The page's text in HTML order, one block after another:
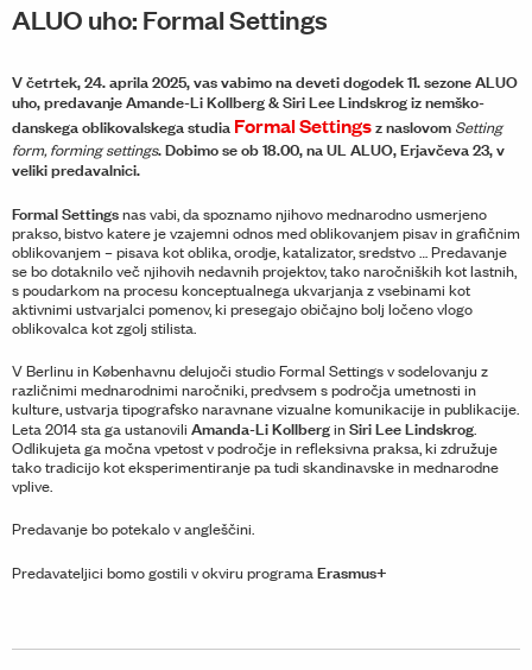
ALUO uho: Formal Settings
V četrtek, 24. aprila 2025, vas vabimo na deveti dogodek 11. sezone ALUO
uho, predavanje Amande-Li Kollberg & Siri Lee Lindskrog iz nemško-
danskega oblikovalskega studia Formal Settingsz naslovom Setting
form, forming settings. Dobimo se ob 18.00, na UL ALUO, Erjavčeva 23, v
veliki predavalnici.
Formal Settingsnas vabi, da spoznamo njihovo mednarodno usmerjeno
prakso, bistvo katere je vzajemni odnos med oblikovanjem pisav in grafičnim
oblikovanjem – pisava kot oblika, orodje, katalizator, sredstvo … Predavanje
se bo dotaknilo več njihovih nedavnih projektov, tako naročniških kot lastnih,
s poudarkom na procesu konceptualnega ukvarjanja z vsebinami kot
aktivnimi ustvarjalci pomenov, ki presegajo običajno bolj ločeno vlogo
oblikovalca kot zgolj stilista.
V Berlinu in Københavnu delujoči studio Formal Settings v sodelovanju z
različnimi mednarodnimi naročniki, predvsem s področja umetnosti in
kulture, ustvarja tipografsko naravnane vizualne komunikacije in publikacije.
Leta 2014 sta ga ustanovili Amanda-Li KollberginSiri Lee Lindskrog.
Odlikujeta ga močna vpetost v področje in refleksivna praksa, ki združuje
tako tradicijo kot eksperimentiranje pa tudi skandinavske in mednarodne
vplive.
Predavanje bo potekalo v angleščini.
Predavateljici bomo gostili v okviru programaErasmus+